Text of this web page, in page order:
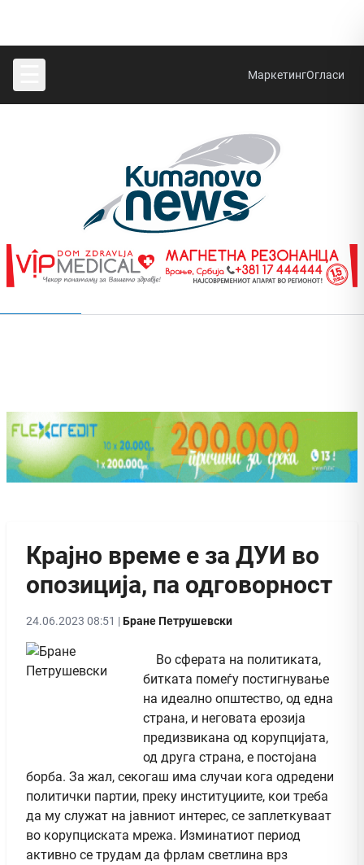
МаркетингОгласи
Крајно време е за ДУИ во
опозиција, па одговорност
24.06.2023 08:51 |Бране Петрушевски
Во сферата на политиката,
битката помеѓу постигнување
на идеално општество, од една
страна, и неговата ерозија
предизвикана од корупцијата,
од друга страна, е постојана
борба. За жал, секогаш има случаи кога одредени
политички партии, преку институциите, кои треба
да му служат на јавниот интерес, се заплеткуваат
во корупциската мрежа. Изминатиот период
активно се трудам да фрлам светлина врз